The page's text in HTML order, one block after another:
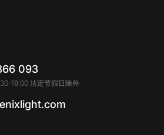
093
18:00 法定节假日除外